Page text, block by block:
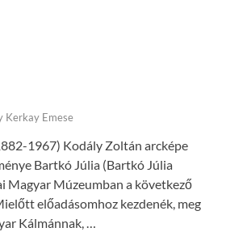
Kerkay Emese
1967) Kodály Zoltán arcképe
Bartkó Júlia (Bartkó Júlia
Magyar Múzeumban a következő
előadásomhoz kezdenék, meg
Kálmánnak, …